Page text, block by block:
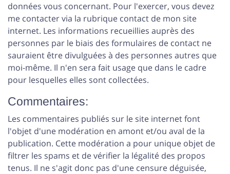
données vous concernant. Pour l'exercer, vous devez
me contacter via la rubrique contact de mon site
internet. Les informations recueillies auprès des
personnes par le biais des formulaires de contact ne
sauraient être divulguées à des personnes autres que
moi-même. Il n'en sera fait usage que dans le cadre
pour lesquelles elles sont collectées.
Commentaires:
Les commentaires publiés sur le site internet font
l'objet d'une modération en amont et/ou aval de la
publication. Cette modération a pour unique objet de
filtrer les spams et de vérifier la légalité des propos
tenus. Il ne s'agit donc pas d'une censure déguisée,